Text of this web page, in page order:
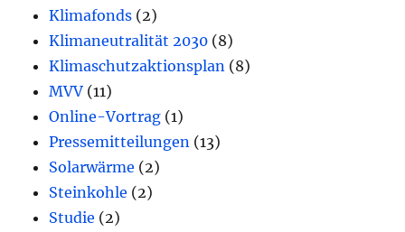
Klimafonds (2)
Klimaneutralität 2030 (8)
Klimaschutzaktionsplan (8)
MVV (11)
Online-Vortrag (1)
Pressemitteilungen (13)
Solarwärme (2)
Steinkohle (2)
Studie (2)